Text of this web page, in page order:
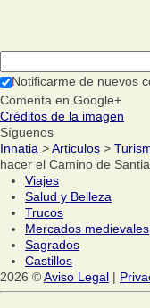
Notificarme de nuevos
Comenta en Google+
Créditos de la imagen
Síguenos
Innatia >Articulos >
hacer el Camino de
Viajes
Salud y Belleza
Trucos
Mercados medievales
Sagrados
Castillos
2026 ©Aviso Legal |